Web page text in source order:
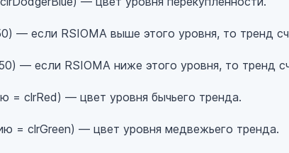
— если RSIOMA выше этого уровня, то тренд
— если RSIOMA ниже этого уровня, то тренд
= clrRed) — цвет уровня бычьего тренда.
= clrGreen) — цвет уровня медвежьего тренда.